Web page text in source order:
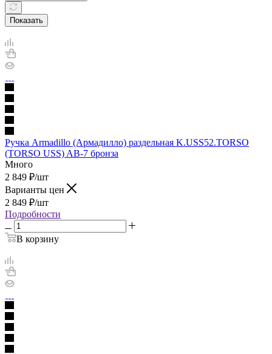
Показать
Ручка Armadillo (Армадилло) раздельная K.USS52.TORSO
(TORSO USS) AB-7 бронза
Много
2 849 ₽/шт
Варианты цен
2 849 ₽/шт
Подробности
В корзину